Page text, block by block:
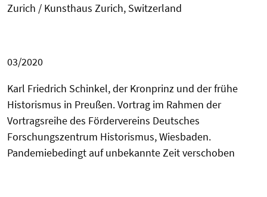
Zurich / Kunsthaus Zurich, Switzerland
03/2020
Karl Friedrich Schinkel, der Kronprinz und der frühe
Historismus in Preußen.Vortrag im Rahmen der
Vortragsreihe des Fördervereins Deutsches
Forschungszentrum Historismus, Wiesbaden.
Pandemiebedingt auf unbekannte Zeit verschoben